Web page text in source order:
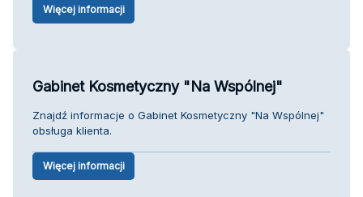
Więcej informacji
Gabinet Kosmetyczny "Na Wspólnej"
Znajdź informacje o Gabinet Kosmetyczny "Na Wspólnej"
obsługa klienta.
Więcej informacji